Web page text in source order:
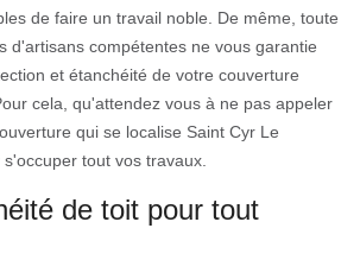
de faire un travail noble. De même, toute
d'artisans compétentes ne vous garantie
et étanchéité de votre couverture
cela, qu'attendez vous à ne pas appeler
qui se localise Saint Cyr Le
tout vos travaux.
de toit pour tout